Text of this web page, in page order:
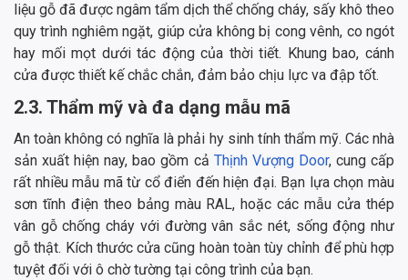
liệu gỗ đã được ngâm tẩm dịch thể chống cháy, sấy khô theo
quy trình nghiêm ngặt, giúp cửa không bị cong vênh, co ngót
hay mối mọt dưới tác động của thời tiết. Khung bao, cánh
cửa được thiết kế chắc chắn, đảm bảo chịu lực va đập tốt.
2.3. Thẩm mỹ và đa dạng mẫu mã
An toàn không có nghĩa là phải hy sinh tính thẩm mỹ. Các nhà
sản xuất hiện nay, bao gồm cả Thịnh Vượng Door, cung cấp
rất nhiều mẫu mã từ cổ điển đến hiện đại. Bạn lựa chọn màu
sơn tĩnh điện theo bảng màu RAL, hoặc các mẫu cửa thép
vân gỗ chống cháy với đường vân sắc nét, sống động như
gỗ thật. Kích thước cửa cũng hoàn toàn tùy chỉnh để phù hợp
tuyệt đối với ô chờ tường tại công trình của bạn.